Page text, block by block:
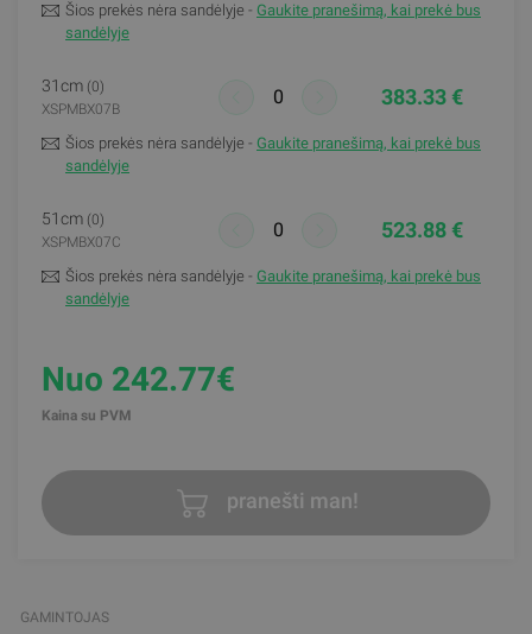
Šios prekės nėra sandėlyje - Gaukite pranešimą, kai prekė bus
sandėlyje
31cm (0)
XSPMBX07B
383.33 €
Šios prekės nėra sandėlyje - Gaukite pranešimą, kai prekė bus
sandėlyje
51cm (0)
XSPMBX07C
523.88 €
Šios prekės nėra sandėlyje - Gaukite pranešimą, kai prekė bus
sandėlyje
Nuo 242.77€
Kaina su PVM
pranešti man!
GAMINTOJAS